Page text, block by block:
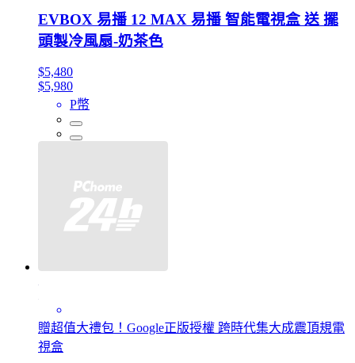
EVBOX 易播 12 MAX 易播 智能電視盒 送 擺
頭製冷風扇-奶茶色
$5,480
$5,980
P幣
贈超值大禮包！Google正版授權 跨時代集大成震頂規電
視盒